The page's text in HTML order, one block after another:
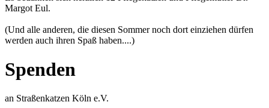
Margot Eul.
(Und alle anderen, die diesen Sommer noch dort einziehen dürfen
werden auch ihren Spaß haben....)
Spenden
an Straßenkatzen Köln e.V.